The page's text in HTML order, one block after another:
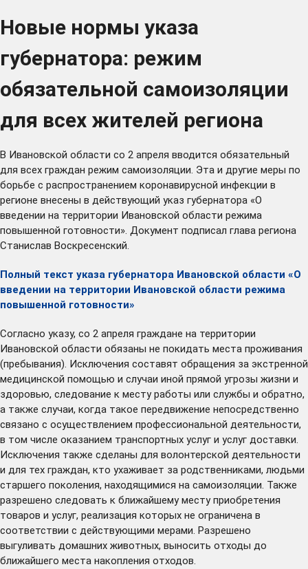
Новые нормы указа
губернатора: режим
обязательной самоизоляции
для всех жителей региона
В Ивановской области со 2 апреля вводится обязательный
для всех граждан режим самоизоляции. Эта и другие меры по
борьбе с распространением коронавирусной инфекции в
регионе внесены в действующий указ губернатора «О
введении на территории Ивановской области режима
повышенной готовности». Документ подписал глава региона
Станислав Воскресенский.
Полный текст указа губернатора Ивановской области «О
введении на территории Ивановской области режима
повышенной готовности»
Согласно указу, со 2 апреля граждане на территории
Ивановской области обязаны не покидать места проживания
(пребывания). Исключения составят обращения за экстренной
медицинской помощью и случаи иной прямой угрозы жизни и
здоровью, следование к месту работы или службы и обратно,
а также случаи, когда такое передвижение непосредственно
связано с осуществлением профессиональной деятельности,
в том числе оказанием транспортных услуг и услуг доставки.
Исключения также сделаны для волонтерской деятельности
и для тех граждан, кто ухаживает за родственниками, людьми
старшего поколения, находящимися на самоизоляции. Также
разрешено следовать к ближайшему месту приобретения
товаров и услуг, реализация которых не ограничена в
соответствии с действующими мерами. Разрешено
выгуливать домашних животных, выносить отходы до
ближайшего места накопления отходов.